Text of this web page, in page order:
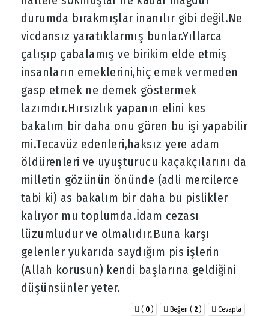
durumda bırakmışlar inanılır gibi değil.Ne
vicdansız yaratıklarmış bunlar.Yıllarca
çalışıp çabalamış ve birikim elde etmiş
insanların emeklerini,hiç emek vermeden
gasp etmek ne demek göstermek
lazımdır.Hırsızlık yapanın elini kes
bakalım bir daha onu gören bu işi yapabilir
mi.Tecavüz edenleri,haksız yere adam
öldürenleri ve uyuşturucu kaçakçılarını da
milletin gözünün önünde (adli mercilerce
tabi ki) as bakalım bir daha bu pislikler
kalıyor mu toplumda.İdam cezası
lüzumludur ve olmalıdır.Buna karşı
gelenler yukarıda saydığım pis işlerin
(Allah korusun) kendi başlarına geldiğini
düşünsünler yeter.
Cevapla
Beğen ( 2 )
( 0 )